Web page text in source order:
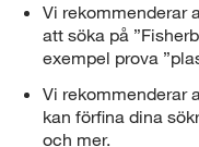
Vi rekommenderar
att söka på
exempel prova
Vi rekommenderar
kan förfina dina
och mer.